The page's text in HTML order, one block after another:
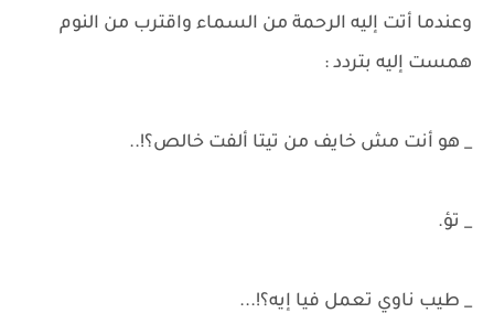
وعندما أتت إليه الرحمة من السماء واقترب من النوم
همست إليه بتردد :
_ هو أنت مش خايف من تيتا ألفت خالص؟!..
_ تؤ.
_ طيب ناوي تعمل فيا إيه؟!...